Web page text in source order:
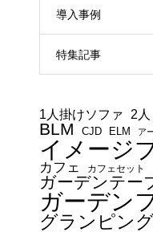
導入事例
特集記事
1人掛けソファ 2人
BLM CJD ELM ア
イメージ
カフェ カフェセット
ガーデンテー
ガーデン
グランピン